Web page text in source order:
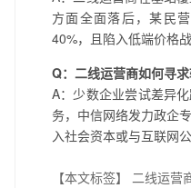
方面全面落后，某民
40%，且陷入低端价格
Q：二线运营商如何寻求
A：少数企业尝试差异
务，中信网络发力政企
入社会资本或与互联网
【本文标签】
二线运营